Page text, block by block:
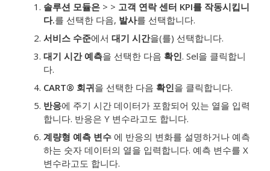
솔루션 모듈은 > > 고객 연락 센터 KPI를 작동시킵니
다.를 선택한 다음, 발사를 선택합니다.
서비스 수준에서 대기 시간을(를) 선택합니다.
대기 시간 예측을 선택한 다음 확인. Sel을 클릭합니
다.
CART® 회귀을 선택한 다음 확인을 클릭합니다.
반응에 주기 시간 데이터가 포함되어 있는 열을 입력
합니다. 반응은 Y 변수라고도 합니다.
계량형 예측 변수 에 반응의 변화를 설명하거나 예측
하는 숫자 데이터의 열을 입력합니다. 예측 변수를 X
변수라고도 합니다.